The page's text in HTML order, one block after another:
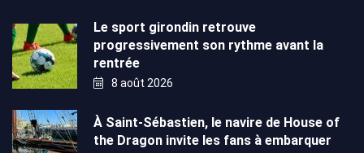
Le sport girondin retrouve
progressivement son rythme avant la
rentrée
8 août 2026
À Saint-Sébastien, le navire de House of
the Dragon invite les fans à embarquer